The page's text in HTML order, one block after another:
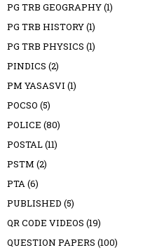
PG TRB GEOGRAPHY(1)
PG TRB HISTORY(1)
PG TRB PHYSICS (1)
PINDICS (2)
PM YASASVI (1)
POCSO (5)
POLICE (80)
POSTAL(11)
PSTM (2)
PTA(6)
PUBLISHED (5)
QR CODE VIDEOS (19)
QUESTION PAPERS (100)